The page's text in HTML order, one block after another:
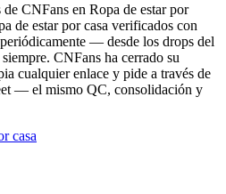
CNFans en Ropa de estar por
de estar por casa verificados con
— desde los drops del
CNFans ha cerrado su
cualquier enlace y pide a través de
— el mismo QC, consolidación y
casa